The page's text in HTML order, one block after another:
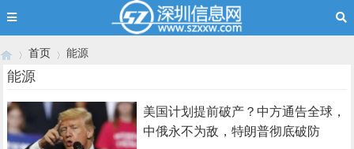
首页
›
能源
能源
美国计划提前破产？中方通告全球，
中俄永不为敌，特朗普彻底破防